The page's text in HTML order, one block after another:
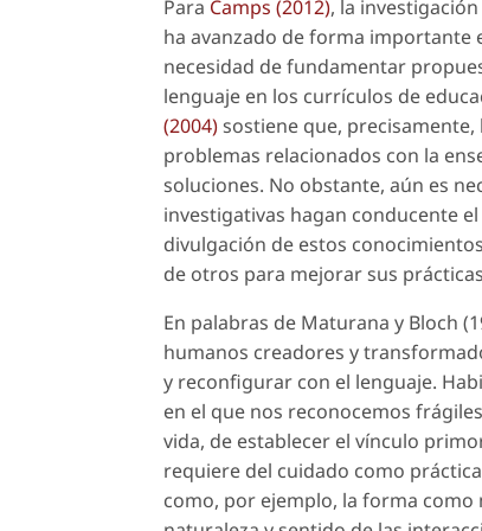
Para Camps (2012), la
ha avanzado de forma importante
necesidad de fundamentar
lenguaje en los currículos de
(2004)sostiene que,
problemas relacionados con la
soluciones. No obstante, aún es
investigativas hagan conducente
divulgación de estos
de otros para mejorar sus
En palabras de Maturana y Bloch
humanos creadores y
y reconfigurar con el lenguaje.
en el que nos reconocemos
vida, de establecer el vínculo
requiere del cuidado como
como, por ejemplo, la forma como